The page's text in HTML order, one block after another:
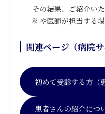
その結果、ご紹介い
科や医師が担当する場
関連ページ（病院サ
初めて受診する方（
患者さんの紹介につ